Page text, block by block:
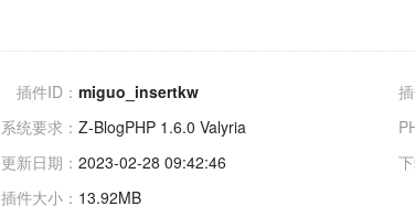
插件ID： miguo_insertkw
系统要求： Z-BlogPHP 1.6.0 Valyria
更新日期： 2023-02-28 09:42:46
插件大小： 13.92MB